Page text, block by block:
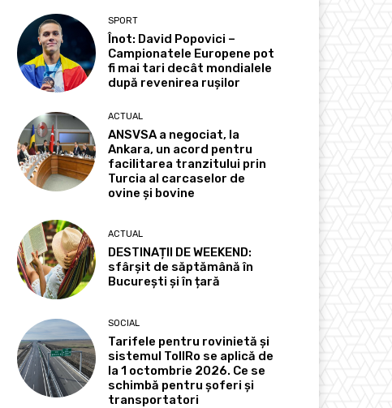
SPORT
Înot: David Popovici –
Campionatele Europene pot
fi mai tari decât mondialele
după revenirea rușilor
ACTUAL
ANSVSA a negociat, la
Ankara, un acord pentru
facilitarea tranzitului prin
Turcia al carcaselor de
ovine și bovine
ACTUAL
DESTINAȚII DE WEEKEND:
sfârșit de săptămână în
București și în țară
SOCIAL
Tarifele pentru rovinietă și
sistemul TollRo se aplică de
la 1 octombrie 2026. Ce se
schimbă pentru șoferi și
transportatori